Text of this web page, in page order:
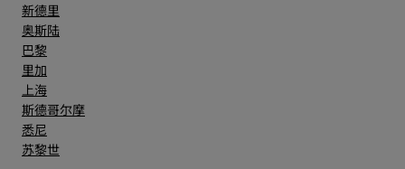
新德里
奥斯陆
巴黎
里加
上海
斯德哥尔摩
悉尼
苏黎世